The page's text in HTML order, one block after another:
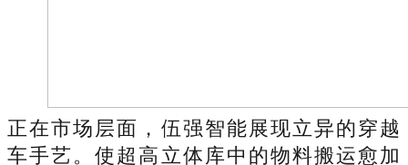
正在市场层面，伍强智能展现立异的穿越
车手艺。使超高立体库中的物料搬运愈加